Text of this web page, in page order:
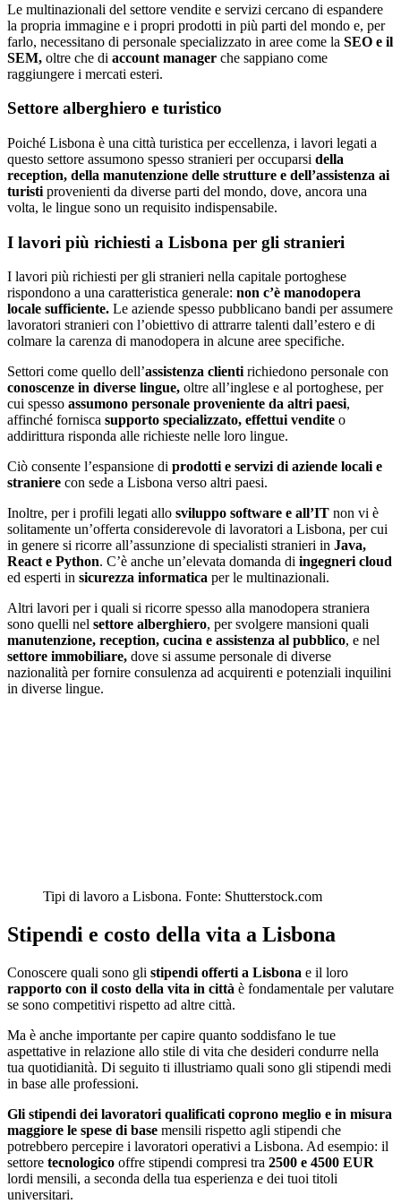
Le multinazionali del settore vendite e servizi cercano di espandere
la propria immagine e i propri prodotti in più parti del mondo e, per
farlo, necessitano di personale specializzato in aree come la SEO e il
SEM, oltre che di account manager che sappiano come
raggiungere i mercati esteri.
Settore alberghiero e turistico
Poiché Lisbona è una città turistica per eccellenza, i lavori legati a
questo settore assumono spesso stranieri per occuparsi della
reception, della manutenzione delle strutture e dell’assistenza ai
turisti provenienti da diverse parti del mondo, dove, ancora una
volta, le lingue sono un requisito indispensabile.
I lavori più richiesti a Lisbona per gli stranieri
I lavori più richiesti per gli stranieri nella capitale portoghese
rispondono a una caratteristica generale: non c’è manodopera
locale sufficiente. Le aziende spesso pubblicano bandi per assumere
lavoratori stranieri con l’obiettivo di attrarre talenti dall’estero e di
colmare la carenza di manodopera in alcune aree specifiche.
Settori come quello dell’assistenza clientirichiedono personale con
conoscenze in diverse lingue, oltre all’inglese e al portoghese, per
cui spesso assumono personale proveniente da altri paesi,
affinché fornisca supporto specializzato, effettui vendite o
addirittura risponda alle richieste nelle loro lingue.
Ciò consente l’espansione di prodotti e servizi di aziende locali e
straniere con sede a Lisbona verso altri paesi.
Inoltre, per i profili legati allo sviluppo software e all’IT non vi è
solitamente un’offerta considerevole di lavoratori a Lisbona, per cui
in genere si ricorre all’assunzione di specialisti stranieri in Java,
React e Python. C’è anche un’elevata domanda di ingegneri cloud
ed esperti in sicurezza informatica per le multinazionali.
Altri lavori per i quali si ricorre spesso alla manodopera straniera
sono quelli nel settore alberghiero, per svolgere mansioni quali
manutenzione, reception, cucina e assistenza al pubblico, e nel
settore immobiliare, dove si assume personale di diverse
nazionalità per fornire consulenza ad acquirenti e potenziali inquilini
in diverse lingue.
Tipi di lavoro a Lisbona. Fonte: Shutterstock.com
Stipendi e costo della vita a Lisbona
Conoscere quali sono gli stipendi offerti a Lisbona e il loro
rapporto con il costo della vita in città è fondamentale per valutare
se sono competitivi rispetto ad altre città.
Ma è anche importante per capire quanto soddisfano le tue
aspettative in relazione allo stile di vita che desideri condurre nella
tua quotidianità. Di seguito ti illustriamo quali sono gli stipendi medi
in base alle professioni.
Gli stipendi dei lavoratori qualificati coprono meglio e in misura
maggiore le spese di base mensili rispetto agli stipendi che
potrebbero percepire i lavoratori operativi a Lisbona. Ad esempio: il
settore tecnologico offre stipendi compresi tra 2500 e 4500 EUR
lordi mensili, a seconda della tua esperienza e dei tuoi titoli
universitari.